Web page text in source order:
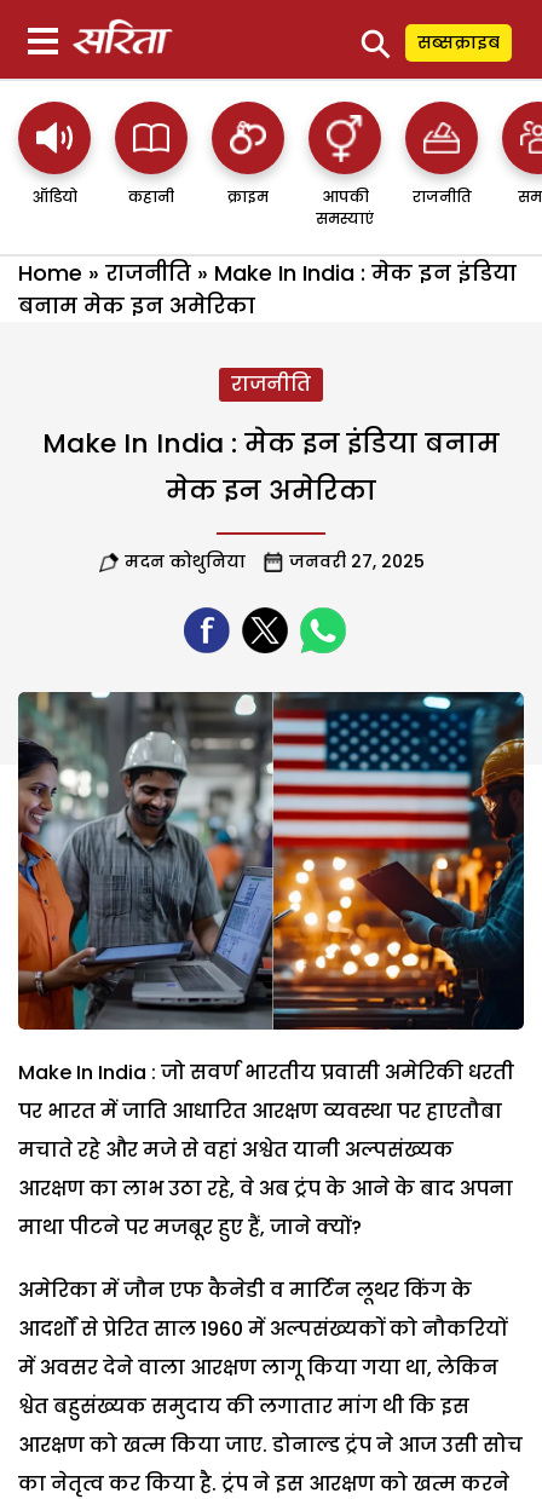
⚲ सब्सक्राइब
ऑडियो कहानी क्राइम
आपकी
समस्याएं
राजनीति
Home » राजनीति » Make In India : मेक इन इंडिया
बनाम मेक इन अमेरिका
राजनीति
Make In India : मेक इन इंडिया बनाम
मेक इन अमेरिका
मदन कोथुनिया जनवरी 27, 2025
Make In India : जो सवर्ण भारतीय प्रवासी अमेरिकी धरती
पर भारत में जाति आधारित आरक्षण व्यवस्था पर हाएतौबा
मचाते रहे और मजे से वहां अश्वेत यानी अल्पसंख्यक
आरक्षण का लाभ उठा रहे, वे अब ट्रंप के आने के बाद अपना
माथा पीटने पर मजबूर हुए हैं, जाने क्यों?
अमेरिका में जौन एफ कैनेडी व मार्टिन लूथर किंग के
आदर्शों से प्रेरित साल 1960 में अल्पसंख्यकों को नौकरियों
में अवसर देने वाला आरक्षण लागू किया गया था, लेकिन
श्वेत बहुसंख्यक समुदाय की लगातार मांग थी कि इस
आरक्षण को खत्म किया जाए. डोनाल्ड ट्रंप ने आज उसी सोच
का नेतृत्व कर किया है. ट्रंप ने इस आरक्षण को खत्म करने